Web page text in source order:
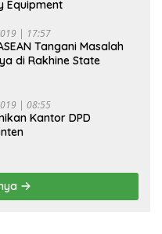
Equipment
| 17:57
Tangani Masalah
di Rakhine State
| 08:55
Kantor DPD